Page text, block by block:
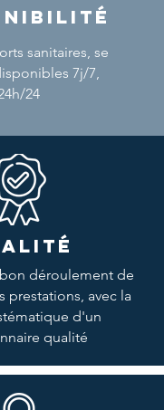
sanitaires, se
7j/7,
24
déroulement de
prestations, avec la
d'un
qualité